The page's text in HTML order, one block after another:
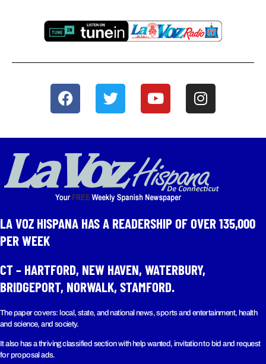
LA VOZ HISPANA HAS A READERSHIP OF OVER 135,000
PER WEEK​
CT – HARTFORD, NEW HAVEN, WATERBURY,
BRIDGEPORT, NORWALK, STAMFORD.
The paper covers: local, state, and national news, sports and entertainment, health
and science, and society.
It also has a thriving classified section with help wanted, invitation to bid and request
for proposal ads.